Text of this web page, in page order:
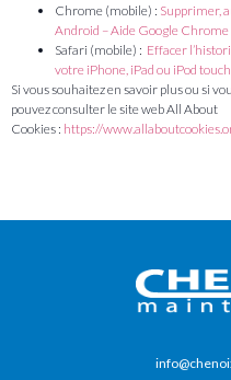
Chrome (mobile) : Supprimer,
Android – Aide Google Chrome
Safari (mobile) : Effacer
votre iPhone, iPad ou iPod touch
Si vous souhaitez en savoir plus ou si
pouvez consulter le site web All About
Cookies : https://